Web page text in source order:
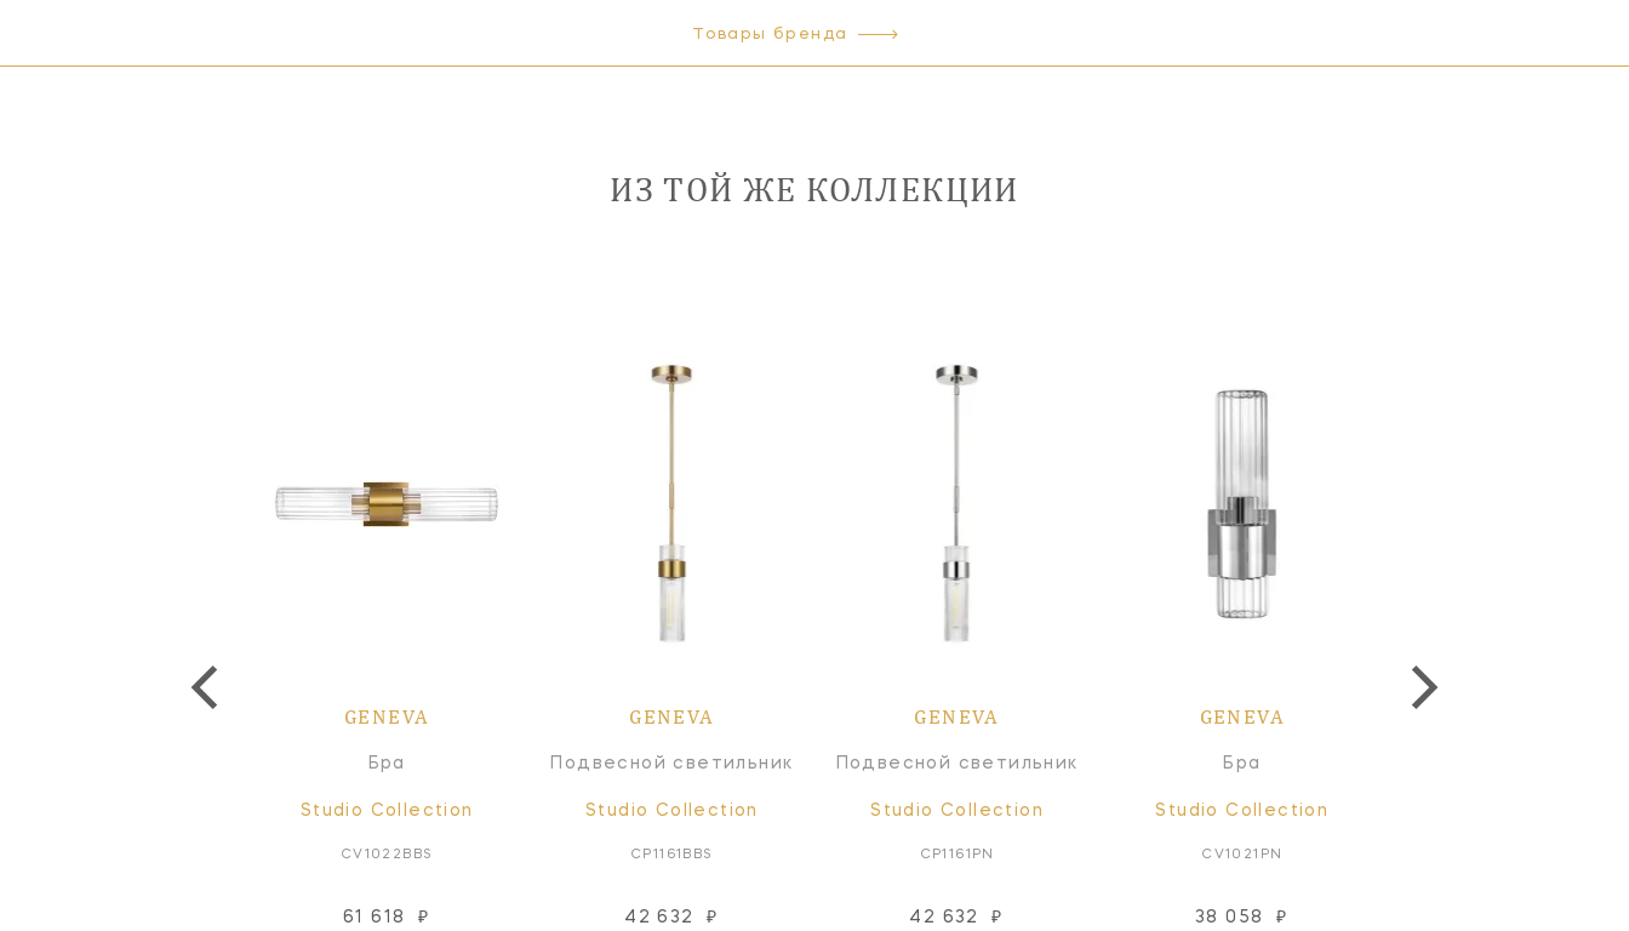
Товары бренда
ИЗ ТОЙ ЖЕ КОЛЛЕКЦИИ
GENEVA
Бра
Studio Collection
CV1022BBS
61 618 ₽
GENEVA
Подвесной светильник
Studio Collection
CP1161BBS
42 632 ₽
GENEVA
Подвесной светильник
Studio Collection
CP1161PN
42 632 ₽
GENEVA
Бра
Studio Collection
CV1021PN
38 058 ₽